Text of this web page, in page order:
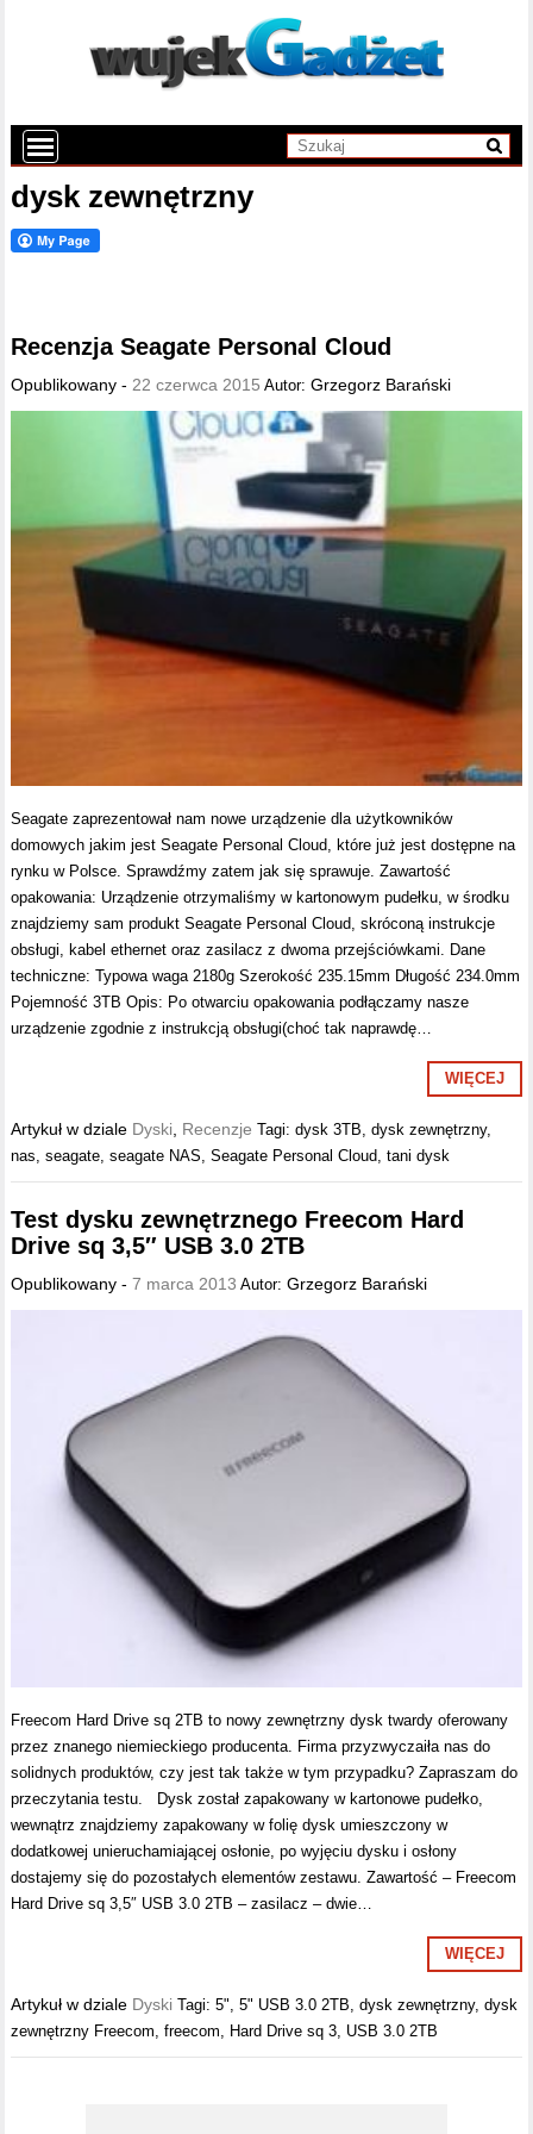
dysk zewnętrzny
Recenzja Seagate Personal Cloud
Opublikowany - 22 czerwca 2015 Autor:Grzegorz Barański
Seagate zaprezentował nam nowe urządzenie dla użytkowników
domowych jakim jest Seagate Personal Cloud, które już jest dostępne na
rynku w Polsce. Sprawdźmy zatem jak się sprawuje. Zawartość
opakowania: Urządzenie otrzymaliśmy w kartonowym pudełku, w środku
znajdziemy sam produkt Seagate Personal Cloud, skróconą instrukcje
obsługi, kabel ethernet oraz zasilacz z dwoma przejściówkami. Dane
techniczne: Typowa waga 2180g Szerokość 235.15mm Długość 234.0mm
Pojemność 3TB Opis: Po otwarciu opakowania podłączamy nasze
urządzenie zgodnie z instrukcją obsługi(choć tak naprawdę…
WIĘCEJ
Artykuł w dziale Dyski, Recenzje Tagi:dysk 3TB,dysk zewnętrzny,
nas,seagate,seagate NAS,Seagate Personal Cloud,tani dysk
Test dysku zewnętrznego Freecom Hard
Drive sq 3,5″ USB 3.0 2TB
Opublikowany -7 marca 2013 Autor:Grzegorz Barański
Freecom Hard Drive sq 2TB to nowy zewnętrzny dysk twardy oferowany
przez znanego niemieckiego producenta. Firma przyzwyczaiła nas do
solidnych produktów, czy jest tak także w tym przypadku? Zapraszam do
przeczytania testu. Dysk został zapakowany w kartonowe pudełko,
wewnątrz znajdziemy zapakowany w folię dysk umieszczony w
dodatkowej unieruchamiającej osłonie, po wyjęciu dysku i osłony
dostajemy się do pozostałych elementów zestawu. Zawartość – Freecom
Hard Drive sq 3,5″ USB 3.0 2TB – zasilacz – dwie…
WIĘCEJ
Artykuł w dziale Dyski Tagi:5" ,5" USB 3.0 2TB ,dysk zewnętrzny,dysk
zewnętrzny Freecom ,freecom Hard Drive sq 3 USB 3.0 2TB